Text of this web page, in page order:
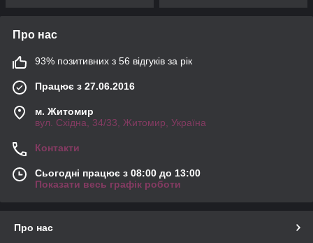
Про нас
93% позитивних з 56 відгуків за рік
Працює з 27.06.2016
м. Житомир
вул. Східна, 34/33, Житомир, Україна
Контакти
Сьогодні працює з 08:00 до 13:00
Показати весь графік роботи
Про нас